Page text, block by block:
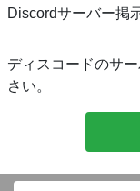
Discordサーバー掲
ディスコードのサ
さい。